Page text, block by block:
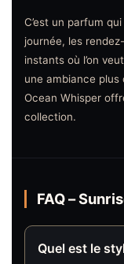
C’est un parfum
journée, les
instants où l’on
une ambiance
Ocean Whisper
collection.
FAQ –
Quel est le